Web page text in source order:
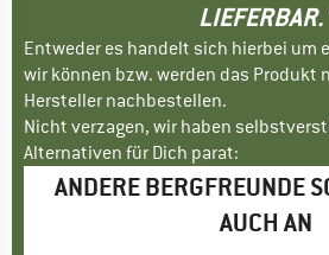
Entweder es handelt sich hierbei um
wir können bzw. werden das Produkt
Hersteller nachbestellen.
Nicht verzagen, wir haben
Alternativen für Dich parat:
ANDERE BERGFREUNDE
AUCH AN